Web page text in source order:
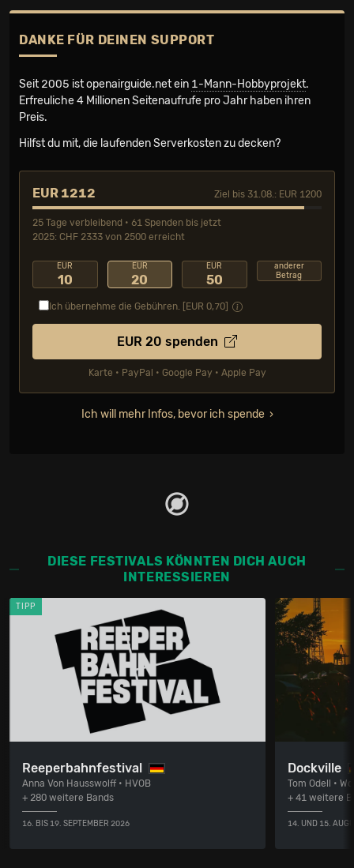
DANKE FÜR DEINEN SUPPORT
Seit 2005 ist openairguide.net ein 1-Mann-Hobbyprojekt.
Erfreuliche 4 Millionen Seiten­aufrufe pro Jahr haben ihren
Preis.
Hilfst du mit, die laufenden Serverkosten zu decken?
EUR 1212 Ziel bis 31.08.: EUR 1200
25 Tage verbleibend • 61 Spenden bis jetzt
2025: CHF 2333 von 2500 erreicht
EUR
10
EUR
20
EUR
50
anderer
Betrag
Ich übernehme die Gebühren. [EUR 0,70
EUR 20 spenden
Karte • PayPal • Google Pay • Apple Pay
Ich will mehr Infos, bevor ich spende
DIESE FESTIVALS KÖNNTEN DICH AUCH
INTERESSIEREN
TIPP
Reeperbahnfestival
Anna Von Hausswolff • HVOB
+ 280 weitere Bands
16. BIS 19. SEPTEMBER 2026
Dockville
Tom Odell •
+ 41 weitere
14. UND 15.